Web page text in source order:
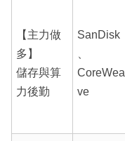
【主力做
多】
儲存與算
力後勤
SanDisk
CoreWea
ve